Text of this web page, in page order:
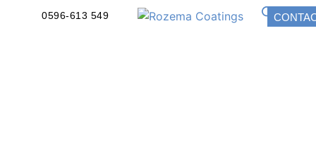
0596-613 549